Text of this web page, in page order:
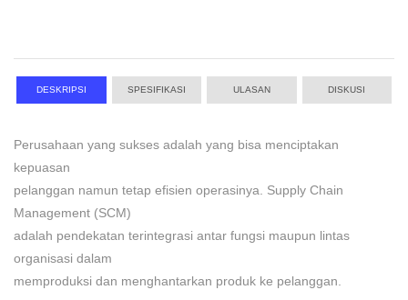
DESKRIPSI SPESIFIKASI ULASAN DISKUSI
Perusahaan yang sukses adalah yang bisa menciptakan
kepuasan
pelanggan namun tetap efisien operasinya. Supply Chain
Management (SCM)
adalah pendekatan terintegrasi antar fungsi maupun lintas
organisasi dalam
memproduksi dan menghantarkan produk ke pelanggan.